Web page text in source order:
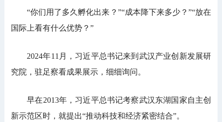
“你们用了多久孵化出来？”“成本降下来多少？”“放在
国际上看有什么优势？”
2024年11月，习近平总书记来到武汉产业创新发展研
究院，驻足察看成果展示，细细询问。
早在2013年，习近平总书记考察武汉东湖国家自主创
新示范区时，就提出“推动科技和经济紧密结合”。